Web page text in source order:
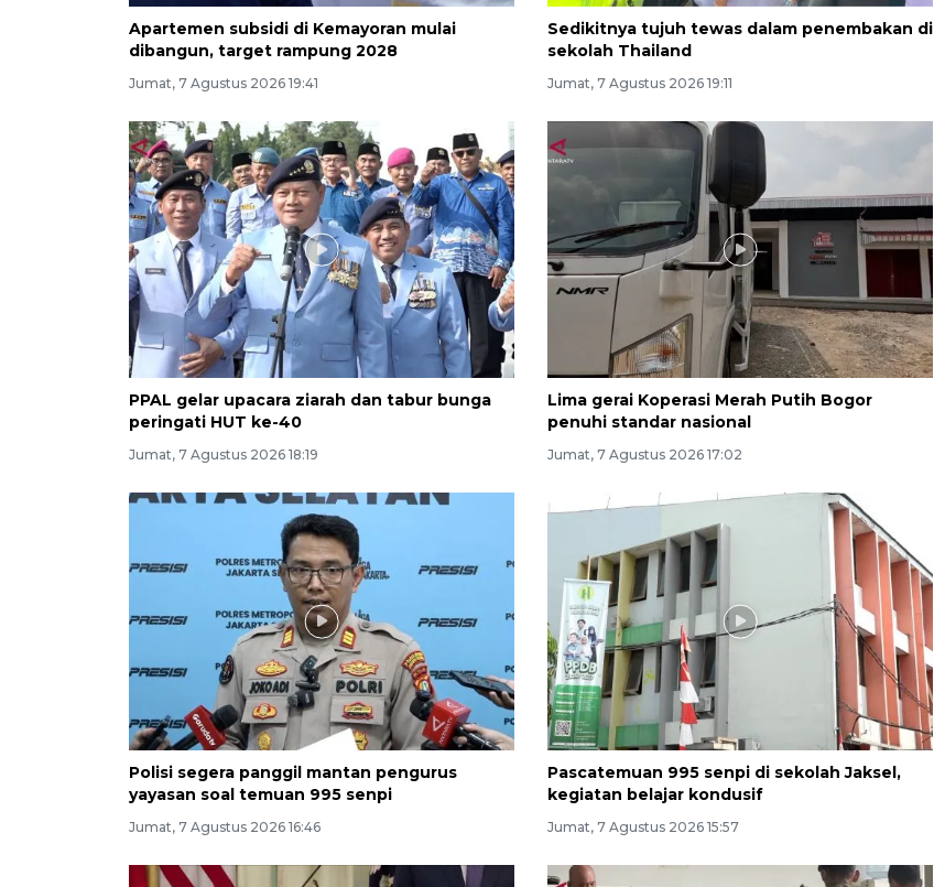
Apartemen subsidi di Kemayoran mulai
dibangun, target rampung 2028
Jumat, 7 Agustus 2026 19:41
Sedikitnya tujuh tewas dalam penembakan di
sekolah Thailand
Jumat, 7 Agustus 2026 19:11
PPAL gelar upacara ziarah dan tabur bunga
peringati HUT ke-40
Jumat, 7 Agustus 2026 18:19
Lima gerai Koperasi Merah Putih Bogor
penuhi standar nasional
Jumat, 7 Agustus 2026 17:02
Polisi segera panggil mantan pengurus
yayasan soal temuan 995 senpi
Jumat, 7 Agustus 2026 16:46
Pascatemuan 995 senpi di sekolah Jaksel,
kegiatan belajar kondusif
Jumat, 7 Agustus 2026 15:57
Penyusutan debit air Sungai
Batang Tembesi di Jambi
3 Agustus 2026 10:57
Penguatan pendidikan melalui
pembaruan buku ajar nasional